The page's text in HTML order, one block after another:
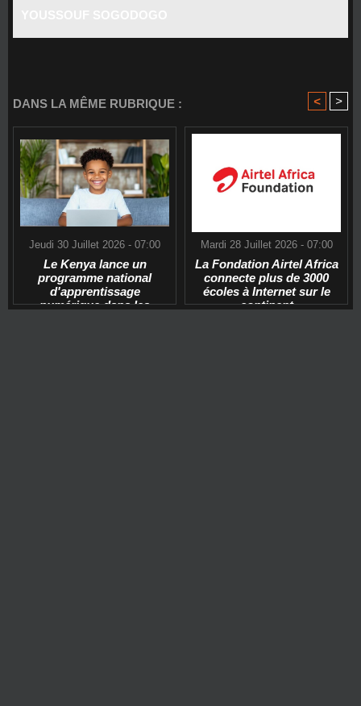
DANS LA MÊME RUBRIQUE : < >
Jeudi 30 Juillet 2026 - 07:00
Le Kenya lance un
programme national
d'apprentissage
numérique dans les
Mardi 28 Juillet 2026 - 07:00
La Fondation Airtel Africa
connecte plus de 3000
écoles à Internet sur le
continent